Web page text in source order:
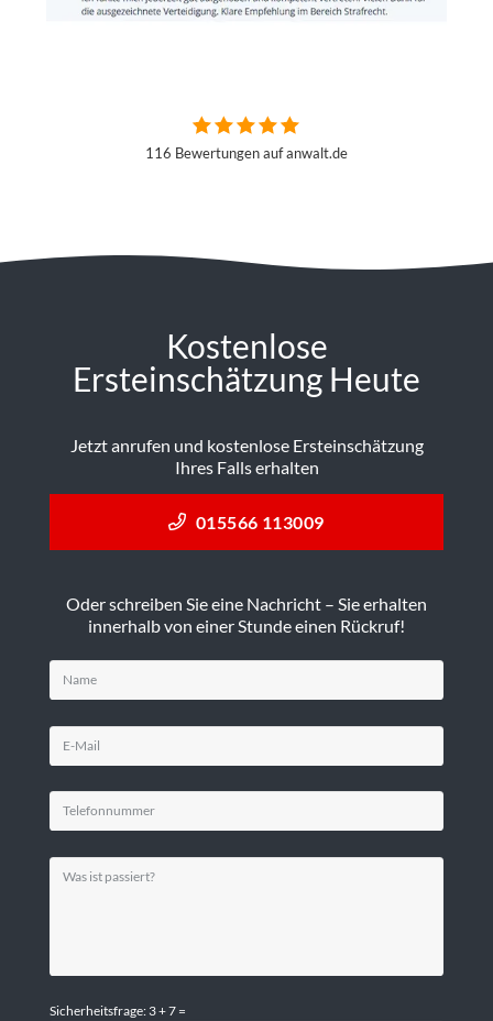
116 Bewertungen auf anwalt.de
Kostenlose
Ersteinschätzung Heute
Jetzt anrufen und kostenlose Ersteinschätzung
Ihres Falls erhalten
015566 113009
Oder schreiben Sie eine Nachricht – Sie erhalten
innerhalb von einer Stunde einen Rückruf!
Sicherheitsfrage: 3 + 7 =